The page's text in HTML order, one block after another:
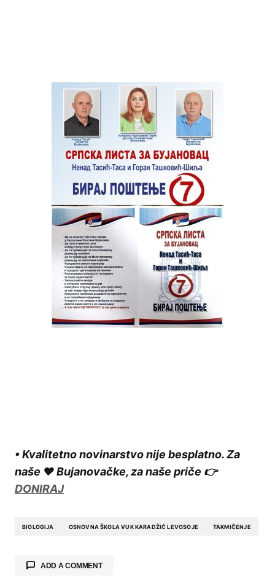
• Kvalitetno novinarstvo nije besplatno. Za
naše ❤️ Bujanovačke, za naše priče 👉
DONIRAJ
BIOLOGIJA OSNOVNA ŠKOLA VUK KARADŽIĆ LEVOSOJE TAKMIČENJE
ADD A COMMENT